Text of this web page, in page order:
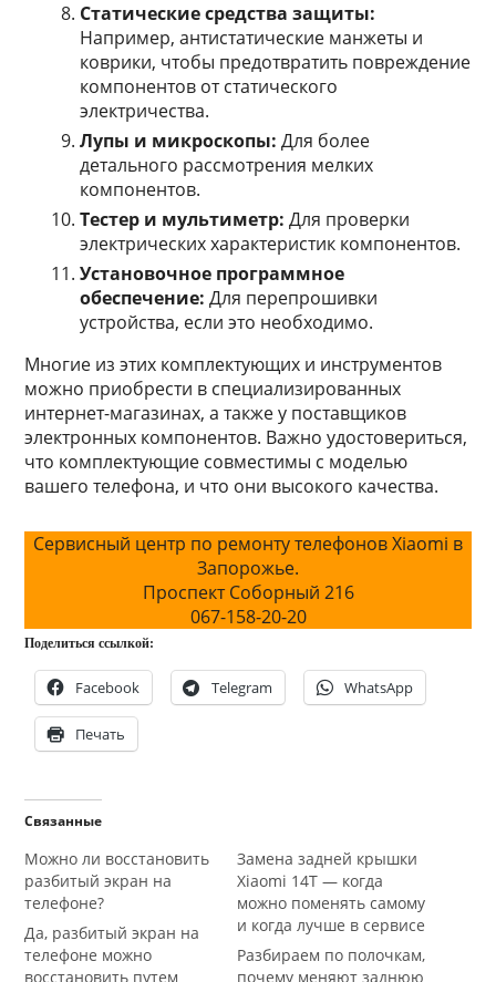
Статические средства защиты:
Например, антистатические манжеты и
коврики, чтобы предотвратить повреждение
компонентов от статического
электричества.
Лупы и микроскопы: Для более
детального рассмотрения мелких
компонентов.
Тестер и мультиметр: Для проверки
электрических характеристик компонентов.
Установочное программное
обеспечение: Для перепрошивки
устройства, если это необходимо.
Многие из этих комплектующих и инструментов
можно приобрести в специализированных
интернет-магазинах, а также у поставщиков
электронных компонентов. Важно удостовериться,
что комплектующие совместимы с моделью
вашего телефона, и что они высокого качества.
Сервисный центр по ремонту телефонов Xiaomi в
Запорожье.
Проспект Соборный 216
067-158-20-20
Поделиться ссылкой:
Facebook Telegram WhatsApp
Печать
Связанные
Можно ли восстановить
разбитый экран на
телефоне?
Да, разбитый экран на
телефоне можно
восстановить путем
Замена задней крышки
Xiaomi 14T — когда
можно поменять самому
и когда лучше в сервисе
Разбираем по полочкам,
почему меняют заднюю